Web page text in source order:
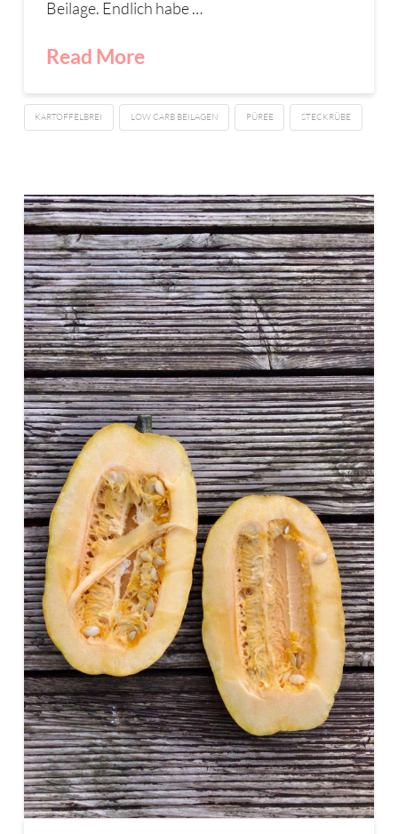
Beilage. Endlich habe …
Read More
KARTOFFELBREI LOW CARB BEILAGEN PÜREE STECKRÜBE